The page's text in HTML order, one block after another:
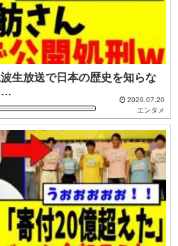
生放送で日本の歴史を知らな
…
2026.07.20
エンタメ